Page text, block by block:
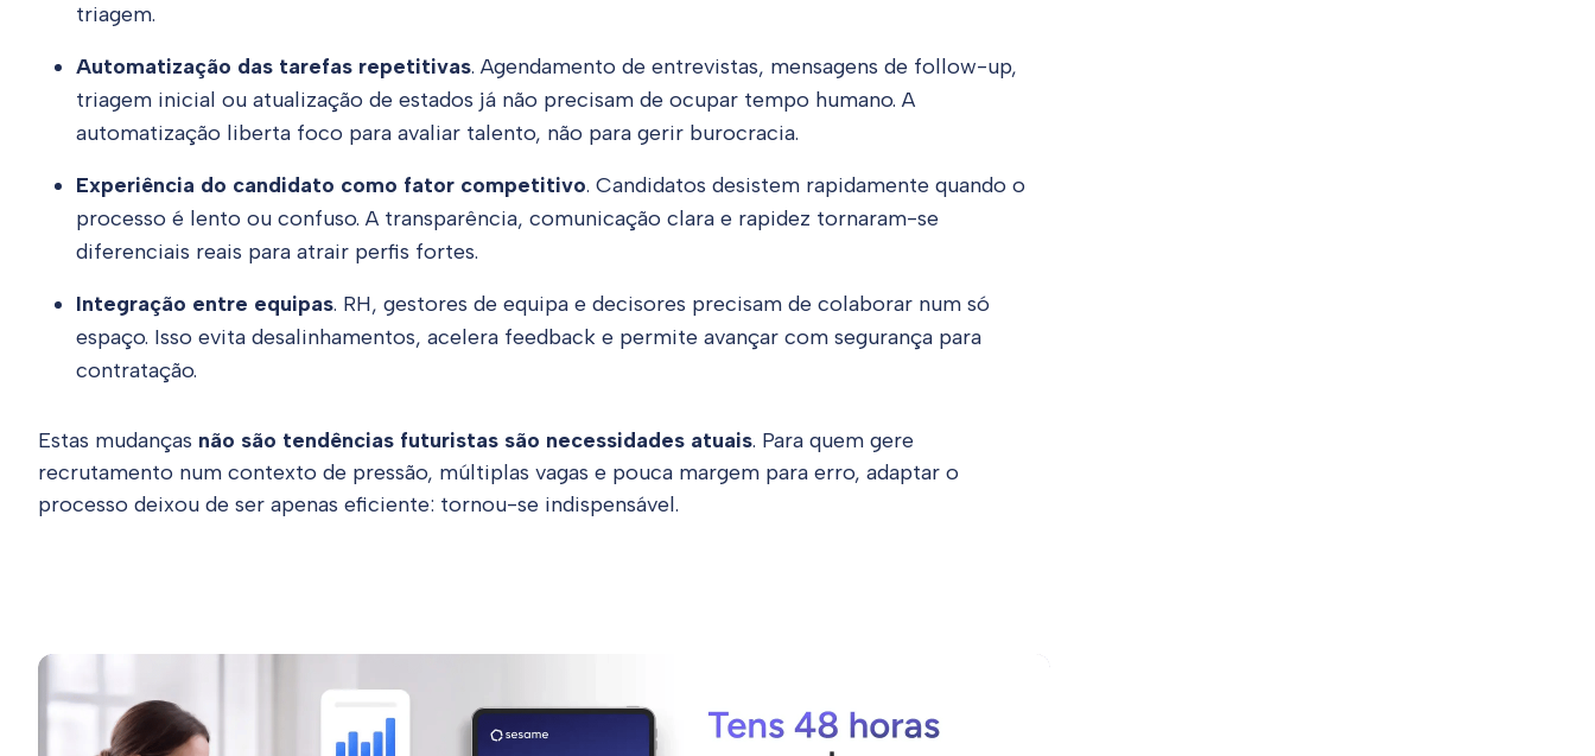
triagem.
Automatização das tarefas repetitivas. Agendamento de entrevistas, mensagens de follow-up,
triagem inicial ou atualização de estados já não precisam de ocupar tempo humano. A
automatização liberta foco para avaliar talento, não para gerir burocracia.
Experiência do candidato como fator competitivo. Candidatos desistem rapidamente quando o
processo é lento ou confuso. A transparência, comunicação clara e rapidez tornaram-se
diferenciais reais para atrair perfis fortes.
Integração entre equipas. RH, gestores de equipa e decisores precisam de colaborar num só
espaço. Isso evita desalinhamentos, acelera feedback e permite avançar com segurança para
contratação.
Estas mudanças não são tendências futuristas são necessidades atuais. Para quem gere
recrutamento num contexto de pressão, múltiplas vagas e pouca margem para erro, adaptar o
processo deixou de ser apenas eficiente: tornou-se indispensável.